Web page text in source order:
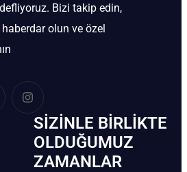
Bizi takip edin,
olun ve özel
SIZINLE BIRLIKTE
OLDUĞUMUZ
ZAMANLAR